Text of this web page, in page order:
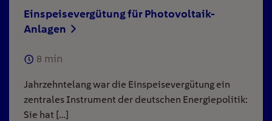
Einspeisevergütung für Photovoltaik-
Anlagen
8 min
Jahrzehntelang war die Einspeisevergütung ein
zentrales Instrument der deutschen Energiepolitik:
Sie hat […]